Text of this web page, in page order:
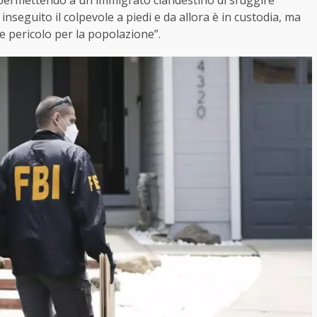
il colpevole a piedi e da allora è in custodia, ma
pericolo per la popolazione”.